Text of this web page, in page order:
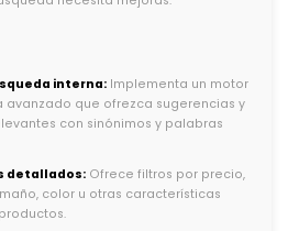
interna: Implementa un motor
avanzado que ofrezca sugerencias y
con sinónimos y palabras
detallados: Ofrece filtros por precio,
color u otras características